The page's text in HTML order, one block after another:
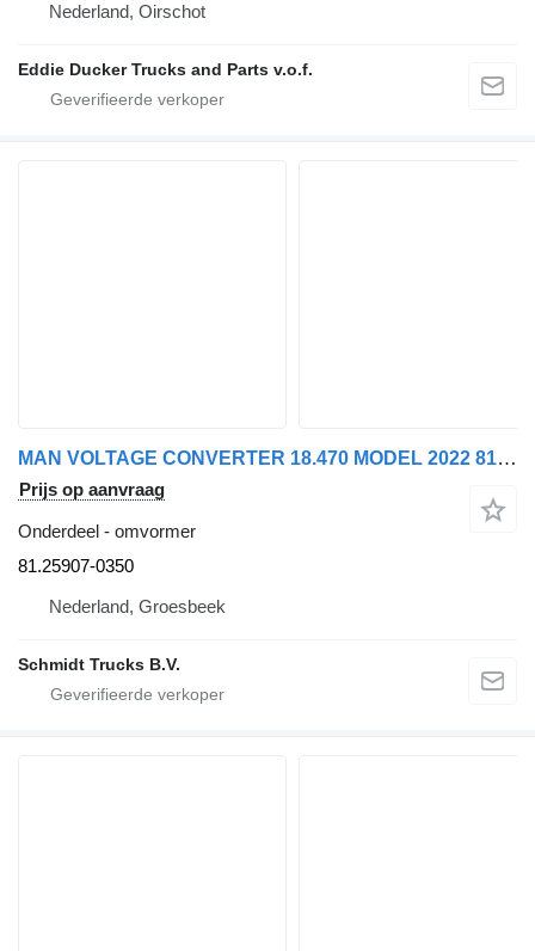
Nederland, Oirschot
Eddie Ducker Trucks and Parts v.o.f.
MAN VOLTAGE CONVERTER 18.470 MODEL 2022 81.25907-0350 omvormer voor vrachtwagen
Prijs op aanvraag
Onderdeel - omvormer
81.25907-0350
Nederland, Groesbeek
Schmidt Trucks B.V.